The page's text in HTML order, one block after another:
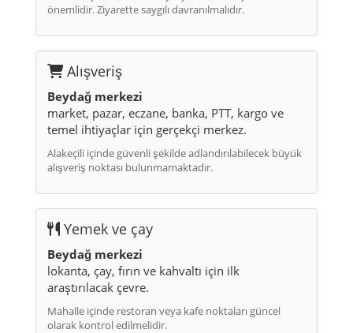
önemlidir. Ziyarette saygılı davranılmalıdır.
Alışveriş
Beydağ merkezi
market, pazar, eczane, banka, PTT, kargo ve
temel ihtiyaçlar için gerçekçi merkez.
Alakeçili içinde güvenli şekilde adlandırılabilecek büyük
alışveriş noktası bulunmamaktadır.
Yemek ve çay
Beydağ merkezi
lokanta, çay, fırın ve kahvaltı için ilk
araştırılacak çevre.
Mahalle içinde restoran veya kafe noktaları güncel
olarak kontrol edilmelidir.